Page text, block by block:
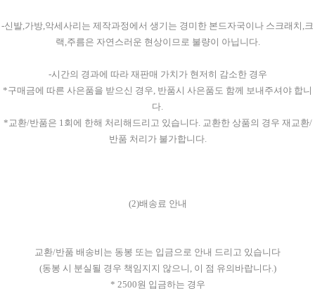
-신발,가방,악세사리는 제작과정에서 생기는 경미한 본드자국이나 스크래치,크
랙,주름은 자연스러운 현상이므로 불량이 아닙니다.
-시간의 경과에 따라 재판매 가치가 현저히 감소한 경우
*구매금에 따른 사은품을 받으신 경우, 반품시 사은품도 함께 보내주셔야 합니
다.
*교환/반품은 1회에 한해 처리해드리고 있습니다. 교환한 상품의 경우 재교환/
반품 처리가 불가합니다.
(2)배송료 안내
교환/반품 배송비는 동봉 또는 입금으로 안내 드리고 있습니다
(동봉 시 분실될 경우 책임지지 않으니, 이 점 유의바랍니다.)
* 2500원 입금하는 경우